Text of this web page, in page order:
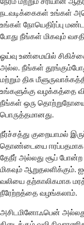
நடவடிக்கைகள் உங்கள்
உங்கள் நோயெதிர்ப்பு
போது நீங்கள் மிகவும்
ஓய்வு உண்மையில்
அல்ல. நீங்கள்
மற்றும் திசு
உங்களுக்கு வழக்கத்தை
நீங்கள் ஒரு தொற்றுநோயை
பொருத்தமானது.
நீர்ச்சத்து குறையாமல்
தொண்டையை ஈரப்பதமாக
தேநீர் அல்லது சூப்
மிகவும்
வலியை தற்காலிகமாக
நீரேற்றத்தை வழங்கலாம்.
அசிடமினோஃபென் அல்லது